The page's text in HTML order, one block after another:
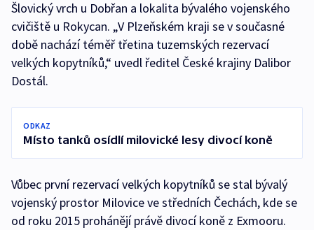
Šlovický vrch u Dobřan a lokalita bývalého vojenského
cvičiště u Rokycan. „V Plzeňském kraji se v současné
době nachází téměř třetina tuzemských rezervací
velkých kopytníků,“ uvedl ředitel České krajiny Dalibor
Dostál.
ODKAZ
Místo tanků osídlí milovické lesy divocí koně
Vůbec první rezervací velkých kopytníků se stal bývalý
vojenský prostor Milovice ve středních Čechách, kde se
od roku 2015 prohánějí právě divocí koně z Exmooru.